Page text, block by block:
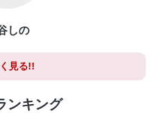
しの
見る!!
ンキング